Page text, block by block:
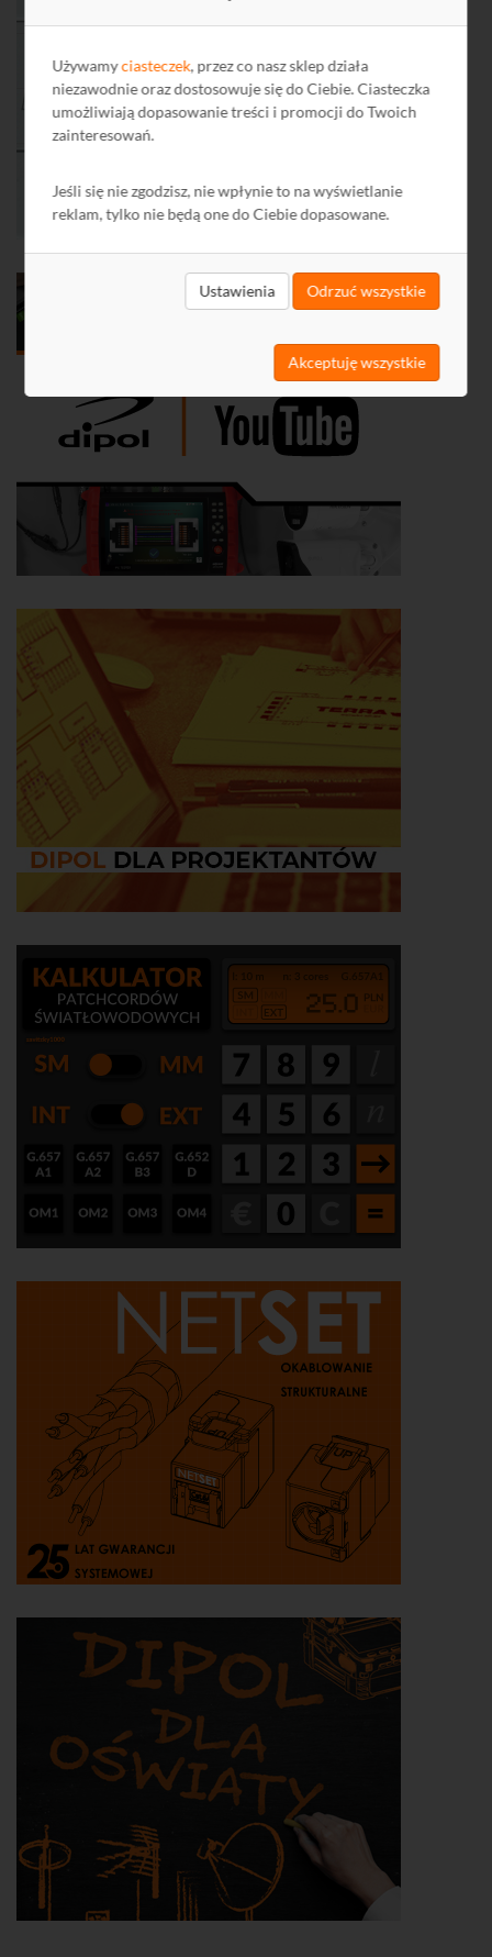
Używamyciasteczek, przez co nasz sklep działa
niezawodnie oraz dostosowuje się do Ciebie. Ciasteczka
umożliwiają dopasowanie treści i promocji do Twoich
zainteresowań.
Jeśli się nie zgodzisz, nie wpłynie to na wyświetlanie
reklam, tylko nie będą one do Ciebie dopasowane.
Ustawienia Odrzuć wszystkie
Akceptuję wszystkie